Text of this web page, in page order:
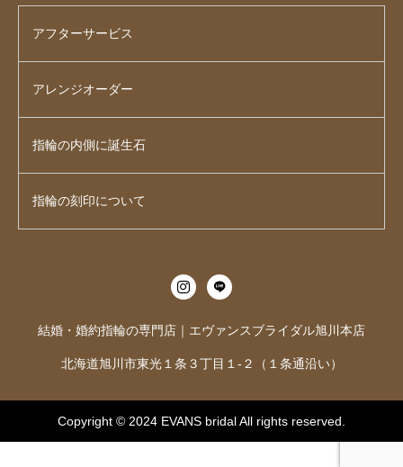
アフターサービス
アレンジオーダー
指輪の内側に誕生石
指輪の刻印について
結婚・婚約指輪の専門店｜エヴァンスブライダル旭川本店
北海道旭川市東光１条３丁目１-２（１条通沿い）
Copyright © 2024 EVANS bridalAll rights reserved.